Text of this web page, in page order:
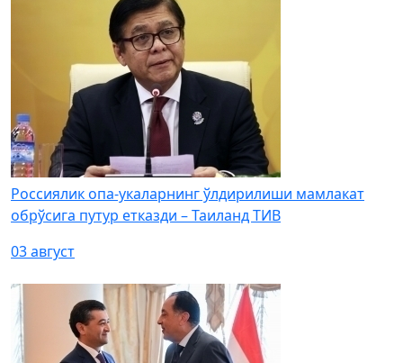
Россиялик опа-укаларнинг ўлдирилиши мамлакат
обрўсига путур етказди – Таиланд ТИВ
03 август